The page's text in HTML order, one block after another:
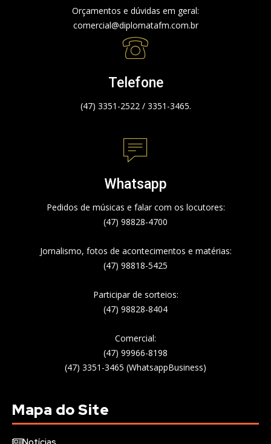
Orçamentos e dúvidas em geral:
comercial@diplomatafm.com.br
Telefone
(47) 3351-2522 / 3351-3465.
Whatsapp
Pedidos de músicas e falar com os locutores:
(47) 98828-4700
Jornalismo, fotos de acontecimentos e matérias:
(47) 98818-5425
Participar de sorteios:
(47) 98828-8404
Comercial:
(47) 99966-8198
(47) 3351-3465 (WhatsappBusiness)
Mapa do Site